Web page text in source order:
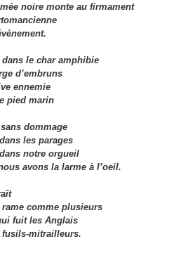
noire monte au firmament
le char amphibie
d’embruns
ennemie
pied marin
dommage
les parages
notre orgueil
avons la larme à l’oeil.
comme plusieurs
fuit les Anglais
fusils-mitrailleurs.